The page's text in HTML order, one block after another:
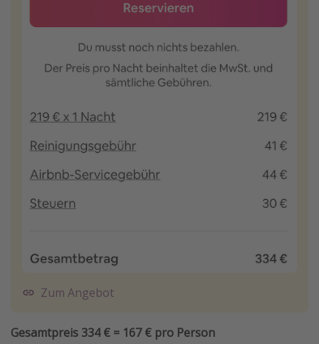
Zum Angebot
Gesamtpreis 334 € = 167 € pro Person